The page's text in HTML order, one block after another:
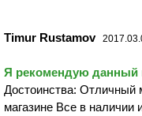
Timur Rustamov
Я рекомендую данный
Достоинства: Отличный
магазине Все в наличии